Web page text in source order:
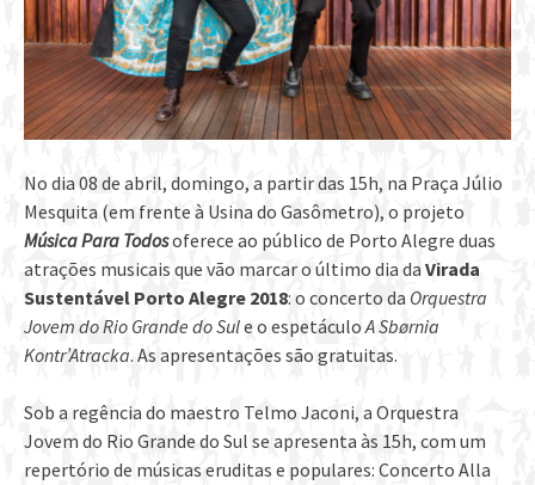
No dia 08 de abril, domingo, a partir das 15h, na Praça Júlio
Mesquita (em frente à Usina do Gasômetro), o projeto
Música Para Todosoferece ao público de Porto Alegre duas
atrações musicais que vão marcar o último dia da Virada
Sustentável Porto Alegre 2018: o concerto da Orquestra
Jovem do Rio Grande do Sule o espetáculoA Sbørnia
Kontr’Atracka. As apresentações são gratuitas.
Sob a regência do maestro Telmo Jaconi, a Orquestra
Jovem do Rio Grande do Sul se apresenta às 15h, com um
repertório de músicas eruditas e populares: Concerto Alla